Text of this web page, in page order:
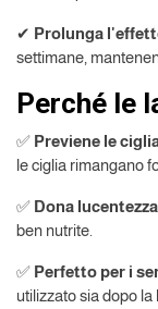
✔ Prolunga
settimane,
Perché le
✅ Previene le
le ciglia rimangano
✅ Dona
ben nutrite.
✅ Perfetto per i
utilizzato sia dopo